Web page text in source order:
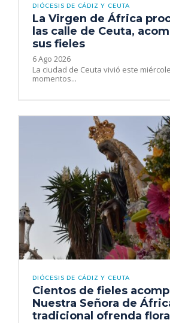
DIÓCESIS DE CÁDIZ Y CEUTA
La Virgen de África
las calle de Ceuta,
sus fieles
6 Ago 2026
La ciudad de Ceuta vivió este
momentos...
DIÓCESIS DE CÁDIZ Y CEUTA
Cientos de fieles
Nuestra Señora de
tradicional ofrenda